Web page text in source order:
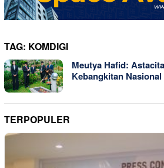
TAG: KOMDIGI
Meutya Hafid:
Kebangkitan Nasional
TERPOPULER